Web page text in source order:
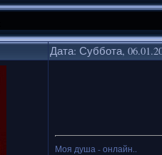
Дата: Суббота,
Моя душа - онлайн..